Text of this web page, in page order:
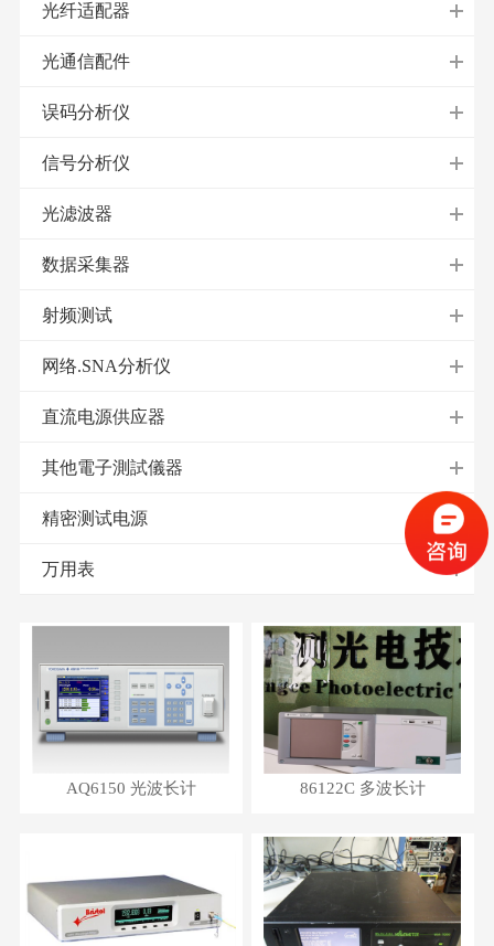
光纤适配器
光通信配件
误码分析仪
信号分析仪
光滤波器
数据采集器
射频测试
网络.SNA分析仪
直流电源供应器
其他電子測試儀器
精密测试电源
万用表
AQ6150 光波长计 86122C 多波长计